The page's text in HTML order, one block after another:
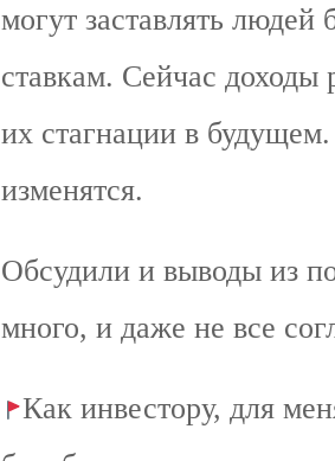
могут заставлять
ставкам. Сейчас доходы
их стагнации в
изменятся.
Обсудили и выводы из
много, и даже не все
Как инвестору, для